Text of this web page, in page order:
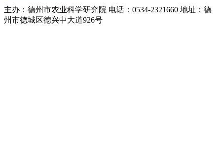
主办：德州市农业科学研究院 电话：0534-2321660 地址：德
州市德城区德兴中大道926号